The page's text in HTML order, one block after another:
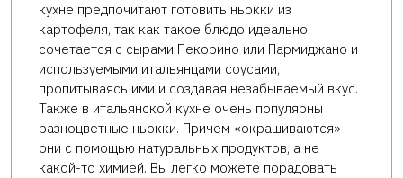
кухне предпочитают готовить ньокки из
картофеля, так как такое блюдо идеально
сочетается с сырами Пекорино или Пармиджано и
используемыми итальянцами соусами,
пропитываясь ими и создавая незабываемый вкус.
Также в итальянской кухне очень популярны
разноцветные ньокки. Причем «окрашиваются»
они с помощью натуральных продуктов, а не
какой-то химией. Вы легко можете порадовать